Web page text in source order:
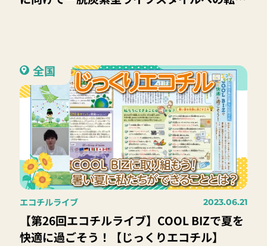
全国
エコチルライブ 2023.06.21
【第26回エコチルライブ】COOL BIZで夏を
快適に過ごそう！【じっくりエコチル】